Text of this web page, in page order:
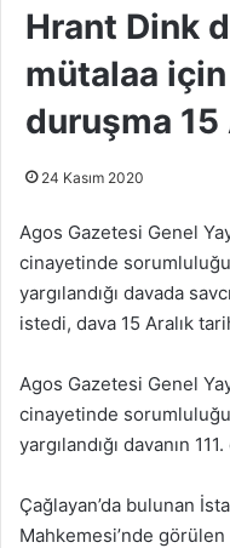
Hrant Dink
mütalaa
duruşma 15
24 Kasım 2020
Agos Gazetesi Genel
cinayetinde
yargılandığı davada
istedi, dava 15 Aralık
Agos Gazetesi Genel
cinayetinde
yargılandığı davanın
Çağlayan’da bulunan
Mahkemesi’nde